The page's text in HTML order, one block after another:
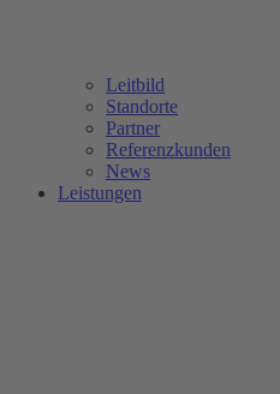
Leitbild
Standorte
Partner
Referenzkunden
News
Leistungen